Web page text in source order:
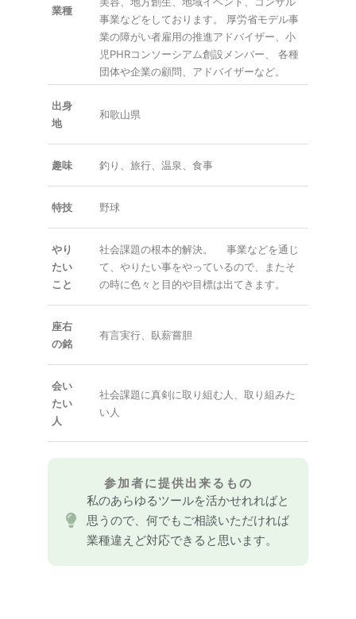
業種
事業などをしております。 厚労省モデル事
業の障がい者雇用の推進アドバイザー、小
児PHRコンソーシアム創設メンバー、 各種
団体や企業の顧問、アドバイザーなど。
出身
地
和歌山県
趣味 釣り、旅行、温泉、食事
特技 野球
やり
たい
こと
社会課題の根本的解決。 事業などを通じ
て、やりたい事をやっているので、またそ
の時に色々と目的や目標は出てきます。
座右
の銘
有言実行、臥薪嘗胆
会い
たい
人
社会課題に真剣に取り組む人、取り組みた
い人
参加者に提供出来るもの
私のあらゆるツールを活かせれればと
思うので、何でもご相談いただければ
業種違えど対応できると思います。